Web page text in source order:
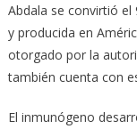
Abdala se convirtió
y producida en
otorgado por la
también cuenta con
El inmunógeno